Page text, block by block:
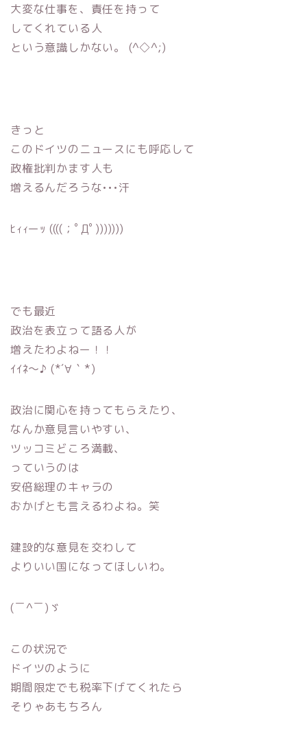
大変な仕事を、責任を持って
してくれている人
という意識しかない。 (^◇^;)
きっと
このドイツのニュースにも呼応して
政権批判かます人も
増えるんだろうな•••汗
ﾋｨｨーｯ ((((；ﾟДﾟ)))))))
でも最近
政治を表立って語る人が
増えたわよねー！！
ｲｲﾈ〜♪ (*´∀｀*)
政治に関心を持ってもらえたり、
なんか意見言いやすい、
ツッコミどころ満載、
っていうのは
安倍総理のキャラの
おかげとも言えるわよね。笑
建設的な意見を交わして
よりいい国になってほしいわ。
(￣^￣)ゞ
この状況で
ドイツのように
期間限定でも税率下げてくれたら
そりゃあもちろん